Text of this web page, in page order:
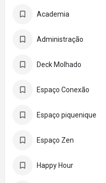
Academia
Administração
Deck Molhado
Espaço Conexão
Espaço piquenique
Espaço Zen
Happy Hour